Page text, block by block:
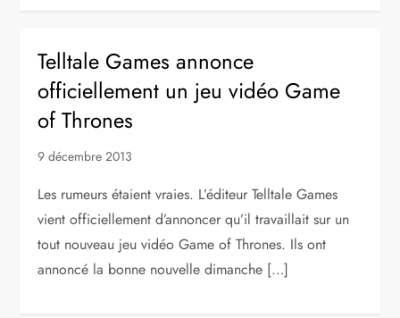
Telltale Games annonce
officiellement un jeu vidéo Game
of Thrones
9 décembre 2013
Les rumeurs étaient vraies. L’éditeur Telltale Games
vient officiellement d’annoncer qu’il travaillait sur ​​un
tout nouveau jeu vidéo Game of Thrones. Ils ont
annoncé la bonne nouvelle dimanche […]